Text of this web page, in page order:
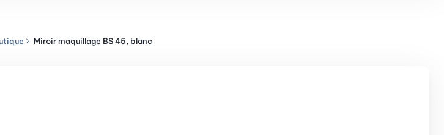
Miroir maquillage BS 45, blanc